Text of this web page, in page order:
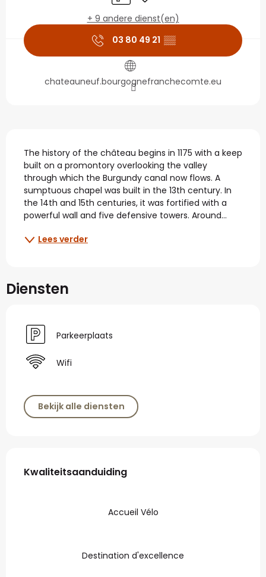
+ 9 andere dienst(en)
03 80 49 21 ▒▒
chateauneuf.bourgognefranchecomte.eu
Beschrijving
The history of the château begins in 1175 with a keep
built on a promontory overlooking the valley
through which the Burgundy canal now flows. A
sumptuous chapel was built in the 13th century. In
the 14th and 15th centuries, it was fortified with a
powerful wall and five defensive towers. Around...
Lees verder
Diensten
Parkeerplaats
Wifi
Bekijk alle diensten
Dienstverlening
Kwaliteitsaanduiding
Kwaliteitsaanduiding
Accueil Vélo
Destination d'excellence